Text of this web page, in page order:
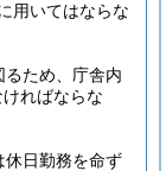
用いてはならな
ため、庁舎内
ればならな
休日勤務を命ず